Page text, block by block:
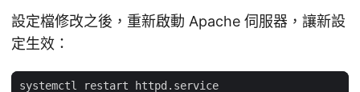
設定檔修改之後，重新啟動 Apache 伺服器，讓新設
定生效：